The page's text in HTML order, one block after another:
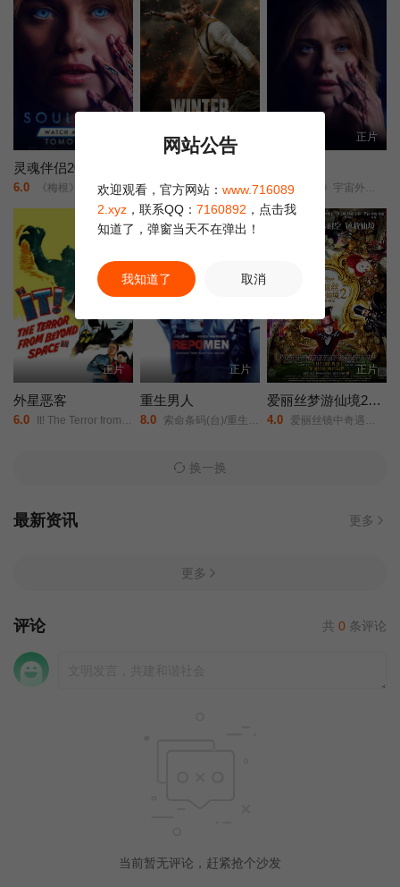
灵魂伴侣2026
6.0 《梅根》宇宙外传/夺魂伴侣/
正片
2.0 Winter: Battleground/
正片
1.0 《梅根》宇宙外传/夺魂伴侣/
正片
正片
外星恶客
6.0 It! The Terror from Beyond Space/
正片
重生男人
8.0 索命条码(台)/重生曼波/回收人/追讨人/Repossession Men/
正片
爱丽丝梦游仙境2：镜中奇遇记
4.0 爱丽丝镜中奇遇记/爱丽丝梦游仙境2：穿越魔镜(港)/魔境梦游：时光怪客(台)/Alice in Wonderland: Through the Looking Glass/
换一换
最新资讯 更多
更多
评论 共 0 条评论
当前暂无评论，赶紧抢个沙发
网站公告
欢迎观看，官方网站： www.716089
2.xyz ，联系QQ： 7160892 ，点击我
知道了，弹窗当天不在弹出！
我知道了 取消